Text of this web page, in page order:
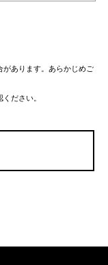
あります。あらかじめご
ださい。